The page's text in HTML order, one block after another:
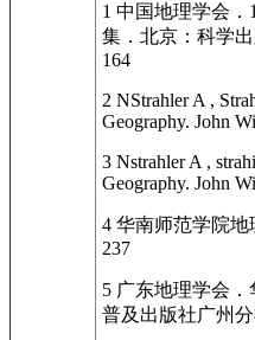
1 中国地理学会
集．北京：科学出
164
2 NStrahler A ,
Geography. John
3 Nstrahler A ,
Geography. John
4 华南师范学院地
237
5 广东地理学会
普及出版社广州